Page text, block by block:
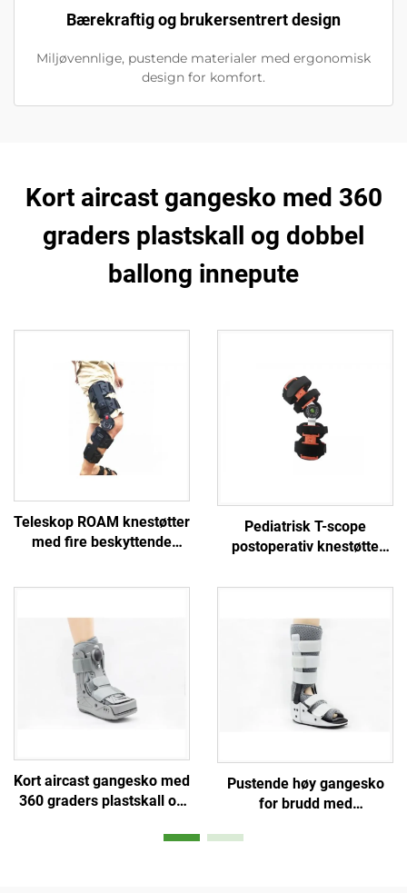
Bærekraftig og brukersentrert design
Miljøvennlige, pustende materialer med ergonomisk
design for komfort.
Kort aircast gangesko med 360
graders plastskall og dobbel
ballong innepute
Teleskop ROAM knestøtter
med fire beskyttende
Pediatrisk T-scope
postoperativ knestøtte
Kort aircast gangesko med
360 graders plastskall og
Pustende høy gangesko
for brudd med